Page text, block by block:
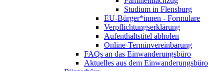
Studium in Flensburg
EU-Bürger*innen - Formulare
Verpflichtungserklärung
Aufenthaltstitel abholen
Online-Terminvereinbarung
FAQs an das Einwanderungsbüro
Aktuelles aus dem Einwanderungsbüro